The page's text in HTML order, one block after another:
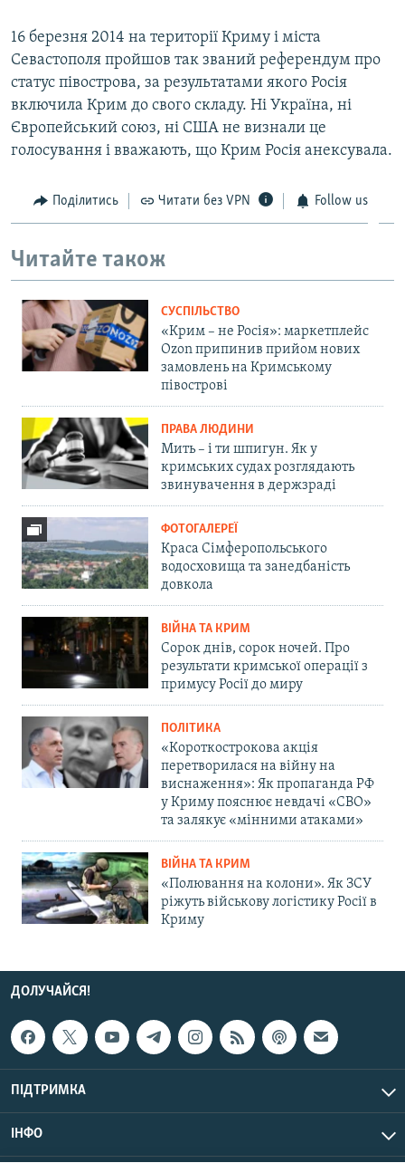
16 березня 2014 на території Криму і міста
Севастополя пройшов так званий референдум про
статус півострова, за результатами якого Росія
включила Крим до свого складу. Ні Україна, ні
Європейський союз, ні США не визнали це
голосування і вважають, що Крим Росія анексувала.
Поділитись Читати без VPN Follow us
Читайте також
СУСПІЛЬСТВО
«Крим – не Росія»: маркетплейс
Ozon припинив прийом нових
замовлень на Кримському
півострові
ПРАВА ЛЮДИНИ
Мить – і ти шпигун. Як у
кримських судах розглядають
звинувачення в держзраді
ФОТОГАЛЕРЕЇ
Краса Сімферопольського
водосховища та занедбаність
довкола
ВІЙНА ТА КРИМ
Сорок днів, сорок ночей. Про
результати кримської операції з
примусу Росії до миру
ПОЛІТИКА
«Короткострокова акція
перетворилася на війну на
виснаження»: Як пропаганда РФ
у Криму пояснює невдачі «СВО»
та залякує «мінними атаками»
ВІЙНА ТА КРИМ
«Полювання на колони». Як ЗСУ
ріжуть військову логістику Росії в
Криму
ДОЛУЧАЙСЯ!
ПІДТРИМКА
ІНФО